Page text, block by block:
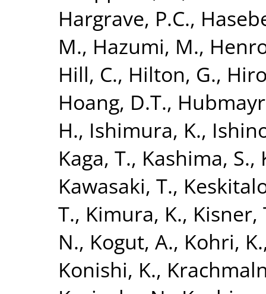
Hargrave, P.C.,
M., Hazumi, M.,
Hill, C., Hilton, G.,
Hoang, D.T.,
H., Ishimura, K.,
Kaga, T., Kashima, S.,
Kawasaki, T.,
T., Kimura, K., Kisner,
N., Kogut, A., Kohri, K.
Konishi, K.,